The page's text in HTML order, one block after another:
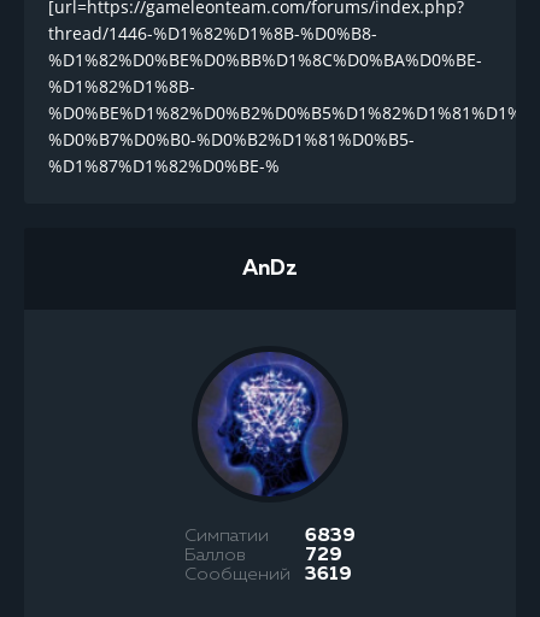
[url=https://gameleonteam.com/forums/index.php?
thread/1446-%D1%82%D1%8B-%D0%B8-
%D1%82%D0%BE%D0%BB%D1%8C%D0%BA%D0%BE-
%D1%82%D1%8B-
%D0%B7%D0%B0-%D0%B2%D1%81%D0%B5-
%D1%87%D1%82%D0%BE-%
AnDz
Симпатии 6839
Баллов 729
Сообщений 3619